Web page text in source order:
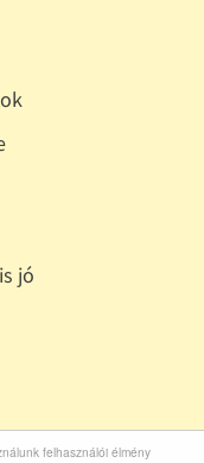
felhasználói élmény
jó